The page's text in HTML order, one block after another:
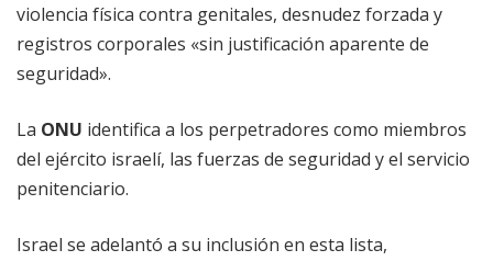
violencia física contra genitales, desnudez forzada y
registros corporales «sin justificación aparente de
seguridad».
La ONU identifica a los perpetradores como miembros
del ejército israelí, las fuerzas de seguridad y el servicio
penitenciario.
Israel se adelantó a su inclusión en esta lista,